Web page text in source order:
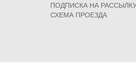
ПОДПИСКА НА
СХЕМА ПРОЕЗДА